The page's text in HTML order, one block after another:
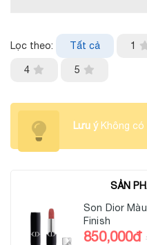
Lọc theo: Tất cả 1
4 5
Lưu ýKhông có
SẢN
Son Dior
Finish
850,000đ